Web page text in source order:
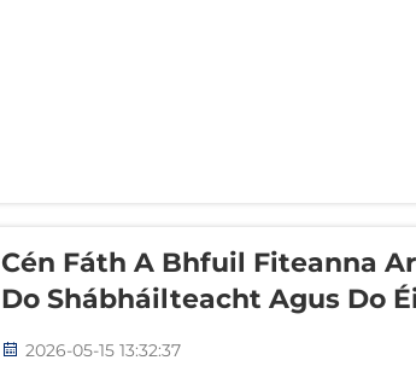
Cén Fáth A Bhfuil Fiteanna
Do Shábháilteacht Agus Do
2026-05-15 13:32:37